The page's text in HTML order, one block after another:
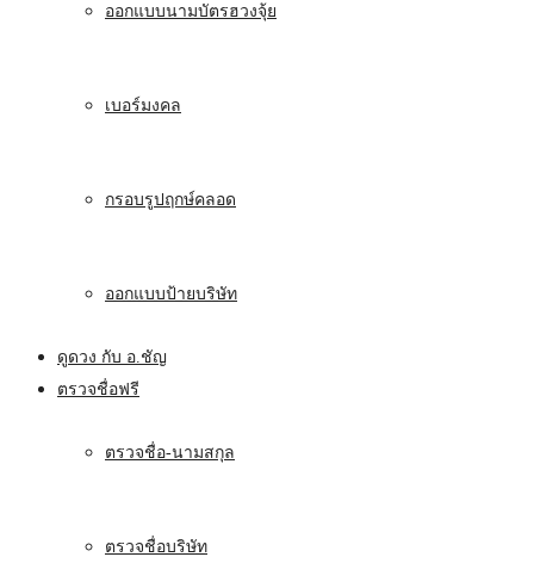
ออกแบบนามบัตรฮวงจุ้ย
เบอร์มงคล
กรอบรูปฤกษ์คลอด
ออกแบบป้ายบริษัท
ดูดวง กับ อ.ชัญ
ตรวจชื่อฟรี
ตรวจชื่อ-นามสกุล
ตรวจชื่อบริษัท